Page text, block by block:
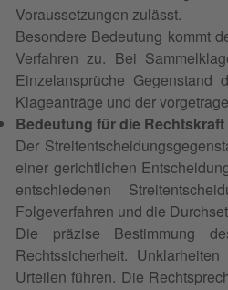
Voraussetzungen zulässt.
Besondere Bedeutung kommt
Verfahren zu. Bei
Einzelansprüche
Klageanträge und der
Bedeutung für die Rechtskraft
Der
einer gerichtlichen
entschiedenen
Folgeverfahren und die
Die präzise Bestimmung
Rechtssicherheit.
Urteilen führen. Die